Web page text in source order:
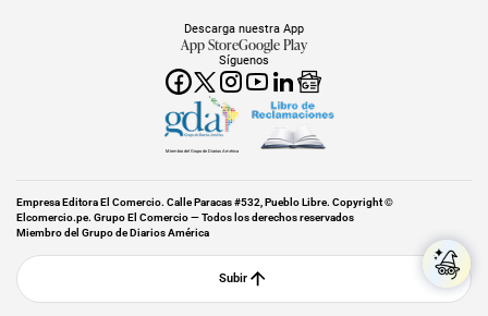
Síguenos
Descarga nuestra App
App StoreGoogle Play
Miembro del Grupo de Diarios América
Empresa Editora El Comercio. Calle Paracas #532, Pueblo Libre. Copyright ©
Elcomercio.pe. Grupo El Comercio — Todos los derechos reservados
Miembro del Grupo de Diarios América
Subir